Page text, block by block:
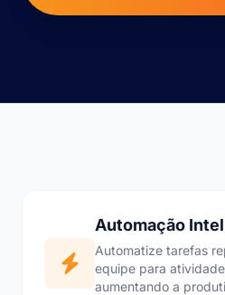
Automação
Automatize tarefas
equipe para
aumentando a